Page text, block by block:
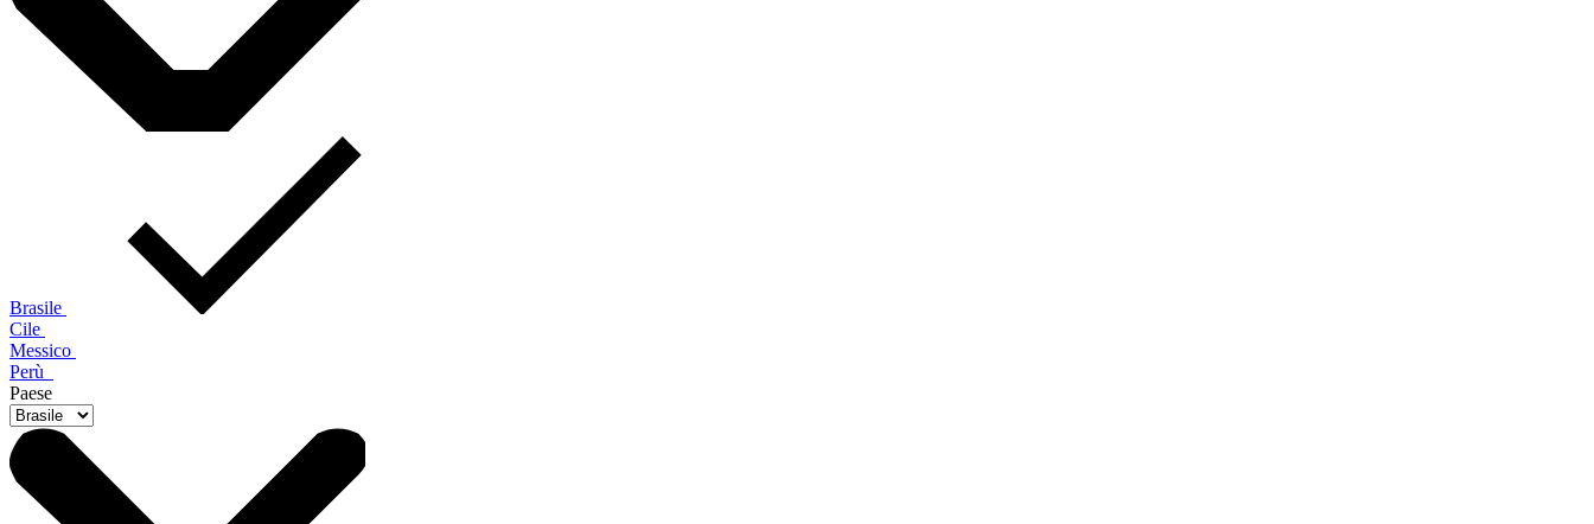
Brasile
Cile
Messico
Perù
Paese